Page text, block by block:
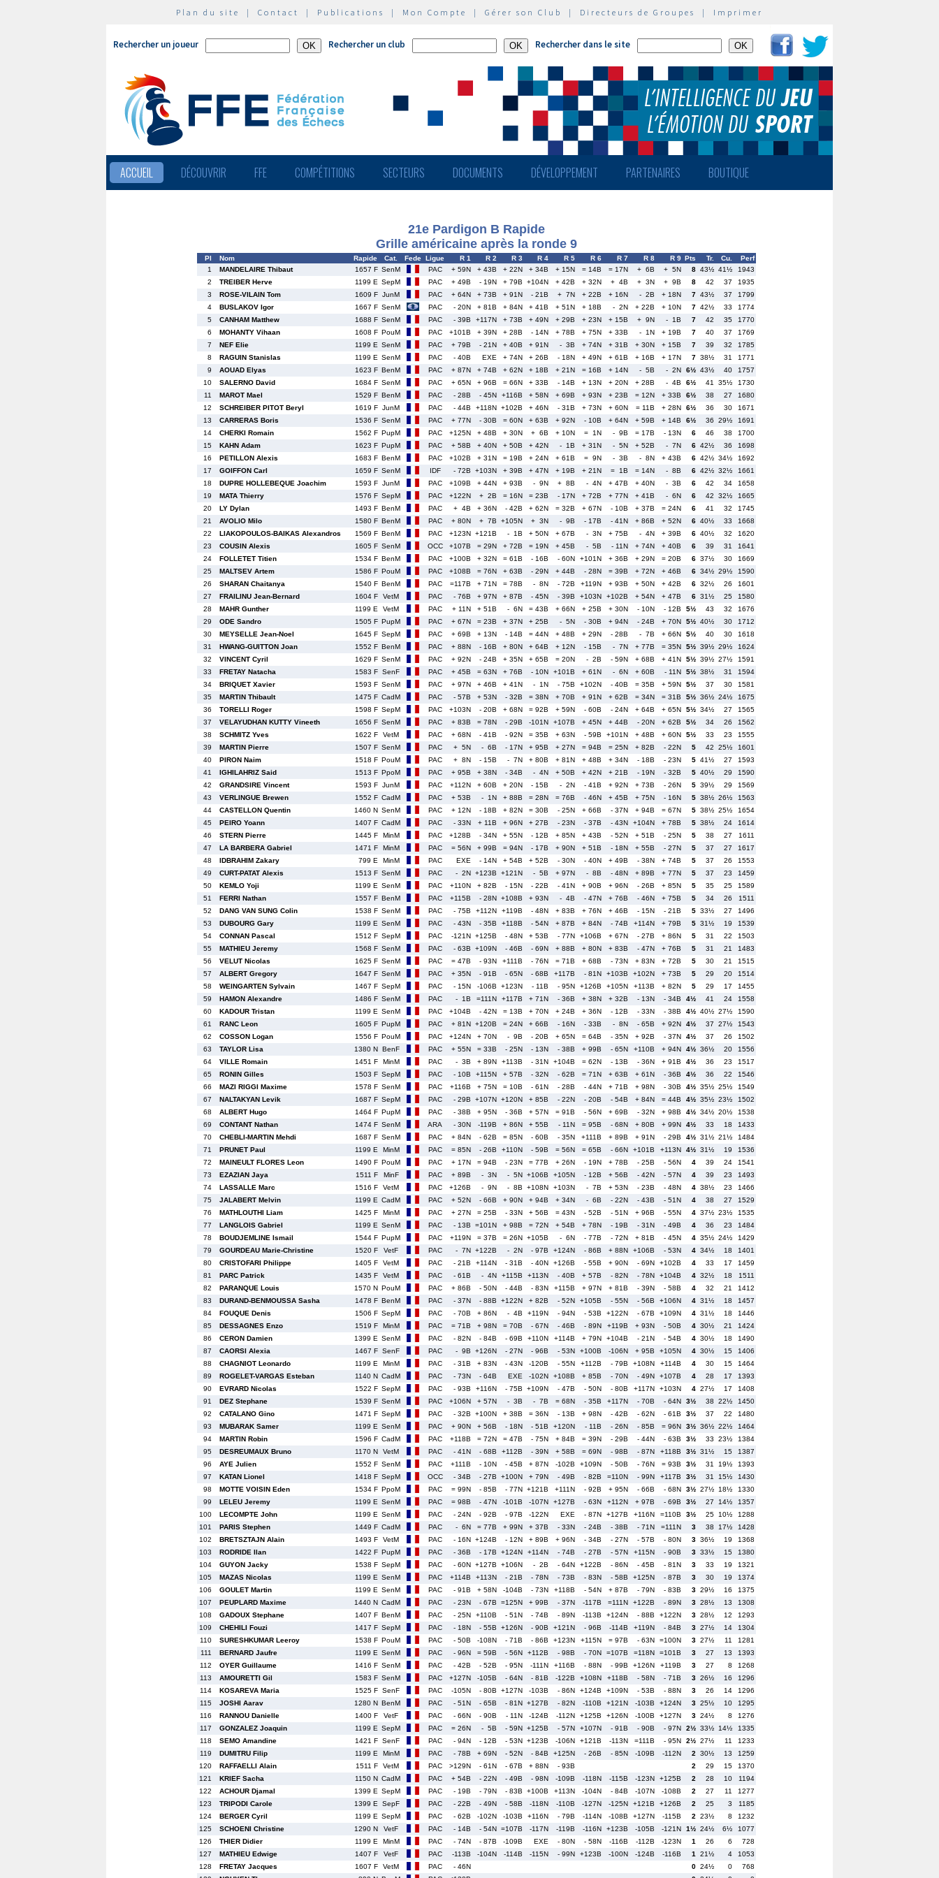
Plan du site | Contact | Publications | Mon Compte | Gérer son Club | Directeurs de Groupes | Imprimer
Rechercher un joueur Rechercher un club Rechercher dans le site
ACCUEIL DÉCOUVRIR FFE COMPÉTITIONS SECTEURS DOCUMENTS DÉVELOPPEMENT PARTENAIRES BOUTIQUE
21e Pardigon B Rapide
Grille américaine après la ronde 9
Pl Nom Rapide Cat. Fede Ligue R 1 R 2 R 3 R 4 R 5 R 6 R 7 R 8 R 9 Pts Tr. Cu.
Perf
1
MANDELAIRE Thibaut 1657 F SenM PAC + 59N + 43B + 22N + 34B + 15N = 14B = 17N + 6B + 5N 8 43½ 41½
1943
2
TREIBER Herve 1199 E SepM PAC + 49B - 19N + 79B +104N + 42B + 32N + 4B + 3N + 9B 8 42 37
1935
3
ROSE-VILAIN Tom 1609 F JunM PAC + 64N + 73B + 91N - 21B + 7N + 22B + 16N - 2B + 18N 7 43½ 37
1799
4
BUSLAKOV Igor 1667 F SenM PAC - 20N + 81B + 84N + 41B + 51N + 18B - 2N + 22B + 10N 7 42½ 33
1774
5
CANHAM Matthew 1688 F SenM PAC - 39B +117N + 73B + 49N + 29B + 23N + 15B + 9N - 1B 7 42 35
1770
6
MOHANTY Vihaan 1608 F PouM PAC +101B + 39N + 28B - 14N + 78B + 75N + 33B - 1N + 19B 7 40 37
1769
7
NEF Elie 1199 E SenM PAC + 79B - 21N + 40B + 91N - 3B + 74N + 31B + 30N + 15B 7 39 32
1785
8
RAGUIN Stanislas 1199 E SenM PAC - 40B EXE + 74N + 26B - 18N + 49N + 61B + 16B + 17N 7 38½ 31
1771
9
AOUAD Elyas 1623 F BenM PAC + 87N + 74B + 62N + 18B + 21N = 16B + 14N - 5B - 2N 6½ 43½ 40
1757
10
SALERNO David 1684 F SenM PAC + 65N + 96B = 66N + 33B - 14B + 13N + 20N + 28B - 4B 6½ 41 35½
1730
11
MAROT Mael 1529 F BenM PAC - 28B - 45N +116B + 58N + 69B + 93N + 23B = 12N + 33B 6½ 38 27
1680
12
SCHREIBER PITOT Beryl 1619 F JunM PAC - 44B +118N +102B + 46N - 31B + 73N + 60N = 11B + 28N 6½ 36 30
1671
13
CARRERAS Boris 1536 F SenM PAC + 77N - 30B = 60N + 63B + 92N - 10B + 64N + 59B + 14B 6½ 36 29½
1691
14
CHERKI Romain 1562 F PupM PAC +125N + 48B + 30N + 6B + 10N = 1N - 9B = 17B - 13N 6 46 38
1700
15
KAHN Adam 1623 F PupM PAC + 58B + 40N + 50B + 42N - 1B + 31N - 5N + 52B - 7N 6 42½ 36
1698
16
PETILLON Alexis 1683 F BenM PAC +102B + 31N = 19B + 24N + 61B = 9N - 3B - 8N + 43B 6 42½ 34½
1692
17
GOIFFON Carl 1659 F SenM IDF - 72B +103N + 39B + 47N + 19B + 21N = 1B = 14N - 8B 6 42½ 32½
1661
18
DUPRE HOLLEBEQUE Joachim 1593 F JunM PAC +109B + 44N + 93B - 9N + 8B - 4N + 47B + 40N - 3B 6 42 34
1658
19
MATA Thierry 1576 F SepM PAC +122N + 2B = 16N = 23B - 17N + 72B + 77N + 41B - 6N 6 42 32½
1665
20
LY Dylan 1493 F BenM PAC + 4B + 36N - 42B + 62N = 32B + 67N - 10B + 37B = 24N 6 41 32
1745
21
AVOLIO Milo 1580 F BenM PAC + 80N + 7B +105N + 3N - 9B - 17B - 41N + 86B + 52N 6 40½ 33
1668
22
LIAKOPOULOS-BAIKAS Alexandros 1569 F BenM PAC +123N +121B - 1B + 50N + 67B - 3N + 75B - 4N + 39B 6 40½ 32
1620
23
COUSIN Alexis 1605 F SenM OCC +107B = 29N + 72B = 19N + 45B - 5B - 11N + 74N + 40B 6 39 31
1641
24
FOLLETET Titien 1534 F BenM PAC +100B + 32N = 61B - 16B - 60N +101N + 36B + 29N = 20B 6 37½ 30
1669
25
MALTSEV Artem 1586 F PouM PAC +108B = 76N + 63B - 29N + 44B - 28N = 39B + 72N + 46B 6 34½ 29½
1590
26
SHARAN Chaitanya 1540 F BenM PAC =117B + 71N = 78B - 8N - 72B +119N + 93B + 50N + 42B 6 32½ 26
1601
27
FRAILINU Jean-Bernard 1604 F VetM PAC - 76B + 97N + 87B - 45N - 39B +103N +102B + 54N + 47B 6 31½ 25
1580
28
MAHR Gunther 1199 E VetM PAC + 11N + 51B - 6N = 43B + 66N + 25B + 30N - 10N - 12B 5½ 43 32
1676
29
ODE Sandro 1505 F PupM PAC + 67N = 23B + 37N + 25B - 5N - 30B + 94N - 24B + 70N 5½ 40½ 30
1712
30
MEYSELLE Jean-Noel 1645 F SepM PAC + 69B + 13N - 14B = 44N + 48B + 29N - 28B - 7B + 66N 5½ 40 30
1618
31
HWANG-GUITTON Joan 1552 F BenM PAC + 88N - 16B + 80N + 64B + 12N - 15B - 7N + 77B = 35N 5½ 39½ 29½
1624
32
VINCENT Cyril 1629 F SenM PAC + 92N - 24B + 35N + 65B = 20N - 2B - 59N + 68B + 41N 5½ 39½ 27½
1591
33
FRETAY Natacha 1583 F SenF PAC + 45B = 63N + 76B - 10N +101B + 61N - 6N + 60B - 11N 5½ 38½ 31
1594
34
BRIQUET Xavier 1593 F SenM PAC + 97N + 46B + 41N - 1N - 75B +102N - 40B = 35B + 59N 5½ 37 30
1581
35
MARTIN Thibault 1475 F CadM PAC - 57B + 53N - 32B = 38N + 70B + 91N + 62B = 34N = 31B 5½ 36½ 24½
1675
36
TORELLI Roger 1598 F SepM PAC +103N - 20B + 68N = 92B + 59N - 60B - 24N + 64B + 65N 5½ 34½ 27
1565
37
VELAYUDHAN KUTTY Vineeth 1656 F SenM PAC + 83B = 78N - 29B -101N +107B + 45N + 44B - 20N + 62B 5½ 34 26
1562
38
SCHMITZ Yves 1622 F VetM PAC + 68N - 41B - 92N = 35B + 63N - 59B +101N + 48B + 60N 5½ 33 23
1555
39
MARTIN Pierre 1507 F SenM PAC + 5N - 6B - 17N + 95B + 27N = 94B = 25N + 82B - 22N 5 42 25½
1601
40
PIRON Naim 1518 F PouM PAC + 8N - 15B - 7N + 80B + 81N + 48B + 34N - 18B - 23N 5 41½ 27
1593
41
IGHILAHRIZ Said 1513 F PpoM PAC + 95B + 38N - 34B - 4N + 50B + 42N + 21B - 19N - 32B 5 40½ 29
1590
42
GRANDSIRE Vincent 1593 F JunM PAC +112N + 60B + 20N - 15B - 2N - 41B + 92N + 73B - 26N 5 39½ 29
1569
43
VERLINGUE Brewen 1552 F CadM PAC + 53B - 1N + 88B = 28N = 76B - 46N + 45B + 75N - 16N 5 38½ 26½
1563
44
CASTELLON Quentin 1460 N SenM PAC + 12N - 18B + 82N = 30B - 25N + 66B - 37N + 94B = 67N 5 38½ 25½
1654
45
PEIRO Yoann 1407 F CadM PAC - 33N + 11B + 96N + 27B - 23N - 37B - 43N +104N + 78B 5 38½ 24
1614
46
STERN Pierre 1445 F MinM PAC +128B - 34N + 55N - 12B + 85N + 43B - 52N + 51B - 25N 5 38 27
1611
47
LA BARBERA Gabriel 1471 F MinM PAC = 56N + 99B = 94N - 17B + 90N + 51B - 18N + 55B - 27N 5 37 27
1617
48
IDBRAHIM Zakary 799 E MinM PAC EXE - 14N + 54B + 52B - 30N - 40N + 49B - 38N + 74B 5 37 26
1553
49
CURT-PATAT Alexis 1513 F SenM PAC - 2N +123B +121N - 5B + 97N - 8B - 48N + 89B + 77N 5 37 23
1459
50
KEMLO Yoji 1199 E SenM PAC +110N + 82B - 15N - 22B - 41N + 90B + 96N - 26B + 85N 5 35 25
1589
51
FERRI Nathan 1557 F BenM PAC +115B - 28N +108B + 93N - 4B - 47N + 76B - 46N + 75B 5 34 26
1511
52
DANG VAN SUNG Colin 1538 F SenM PAC - 75B +112N +119B - 48N + 83B + 76N + 46B - 15N - 21B 5 33½ 27
1496
53
DUBOURG Gary 1199 E SenM PAC - 43N - 35B +118B - 54N + 87B + 84N - 74B +114N + 79B 5 31½ 19
1539
54
CONNAN Pascal 1512 F SepM PAC -121N +125B - 48N + 53B - 77N +106B + 67N - 27B + 86N 5 31 22
1503
55
MATHIEU Jeremy 1568 F SenM PAC - 63B +109N - 46B - 69N + 88B + 80N + 83B - 47N + 76B 5 31 21
1483
56
VELUT Nicolas 1625 F SenM PAC = 47B - 93N +111B - 76N = 71B + 68B - 73N + 83N + 72B 5 30 21
1515
57
ALBERT Gregory 1647 F SenM PAC + 35N - 91B - 65N - 68B +117B - 81N +103B +102N + 73B 5 29 20
1514
58
WEINGARTEN Sylvain 1467 F SepM PAC - 15N -106B +123N - 11B - 95N +126B +105N +113B + 82N 5 29 17
1455
59
HAMON Alexandre 1486 F SenM PAC - 1B =111N +117B + 71N - 36B + 38N + 32B - 13N - 34B 4½ 41 24
1558
60
KADOUR Tristan 1199 E SenM PAC +104B - 42N = 13B + 70N + 24B + 36N - 12B - 33N - 38B 4½ 40½ 27½
1590
61
RANC Leon 1605 F PupM PAC + 81N +120B = 24N + 66B - 16N - 33B - 8N - 65B + 92N 4½ 37 27½
1543
62
COSSON Logan 1556 F PouM PAC +124N + 70N - 9B - 20B + 65N = 64B - 35N + 92B - 37N 4½ 37 26
1502
63
TAYLOR Lisa 1380 N BenF PAC + 55N = 33B - 25N - 13N - 38B + 99B - 65N +110B + 94N 4½ 36½ 20
1556
64
VILLE Romain 1451 F MinM PAC - 3B + 89N +113B - 31N +104B = 62N - 13B - 36N + 91B 4½ 36 23
1517
65
RONIN Gilles 1503 F SepM PAC - 10B +115N + 57B - 32N - 62B = 71N + 63B + 61N - 36B 4½ 36 22
1546
66
MAZI RIGGI Maxime 1578 F SenM PAC +116B + 75N = 10B - 61N - 28B - 44N + 71B + 98N - 30B 4½ 35½ 25½
1549
67
NALTAKYAN Levik 1687 F SepM PAC - 29B +107N +120N + 85B - 22N - 20B - 54B + 84N = 44B 4½ 35½ 23½
1502
68
ALBERT Hugo 1464 F PupM PAC - 38B + 95N - 36B + 57N = 91B - 56N + 69B - 32N + 98B 4½ 34½ 20½
1538
69
CONTANT Nathan 1474 F SenM ARA - 30N -119B + 86N + 55B - 11N = 95B - 68N + 80B + 99N 4½ 33 18
1433
70
CHEBLI-MARTIN Mehdi 1687 F SenM PAC + 84N - 62B = 85N - 60B - 35N +111B + 89B + 91N - 29B 4½ 31½ 21½
1484
71
PRUNET Paul 1199 E MinM PAC = 85N - 26B +110N - 59B = 56N = 65B - 66N +101B +113N 4½ 31½ 19
1536
72
MAINEULT FLORES Leon 1490 F PouM PAC + 17N = 94B - 23N = 77B + 26N - 19N + 78B - 25B - 56N 4 39 24
1541
73
EZAZIAN Jaya 1511 F MinF PAC + 89B - 3N - 5N +106B +105N - 12B + 56B - 42N - 57N 4 39 23
1493
74
LASSALLE Marc 1516 F VetM PAC +126B - 9N - 8B +108N +103N - 7B + 53N - 23B - 48N 4 38½ 23
1466
75
JALABERT Melvin 1199 E CadM PAC + 52N - 66B + 90N + 94B + 34N - 6B - 22N - 43B - 51N 4 38 27
1529
76
MATHLOUTHI Liam 1425 F MinM PAC + 27N = 25B - 33N + 56B = 43N - 52B - 51N + 96B - 55N 4 37½ 23½
1535
77
LANGLOIS Gabriel 1199 E SenM PAC - 13B =101N + 98B = 72N + 54B + 78N - 19B - 31N - 49B 4 36 23
1484
78
BOUDJEMLINE Ismail 1544 F PupM PAC +119N = 37B = 26N +105B - 6N - 77B - 72N + 81B - 45N 4 35½ 24½
1429
79
GOURDEAU Marie-Christine 1520 F VetF PAC - 7N +122B - 2N - 97B +124N - 86B + 88N +106B - 53N 4 34½ 18
1401
80
CRISTOFARI Philippe 1405 F VetM PAC - 21B +114N - 31B - 40N +126B - 55B + 90N - 69N +102B 4 33 17
1459
81
PARC Patrick 1435 F VetM PAC - 61B - 4N +115B +113N - 40B + 57B - 82N - 78N +104B 4 32½ 18
1511
82
PARANQUE Louis 1570 N PouM PAC + 86B - 50N - 44B - 83N +115B + 97N + 81B - 39N - 58B 4 32 21
1412
83
DURAND-BENMOUSSA Sasha 1478 F BenM PAC - 37N - 88B +122N + 82B - 52N +105B - 55N - 56B +106N 4 31½ 18
1457
84
FOUQUE Denis 1506 F SepM PAC - 70B + 86N - 4B +119N - 94N - 53B +122N - 67B +109N 4 31½ 18
1446
85
DESSAGNES Enzo 1519 F MinM PAC = 71B + 98N = 70B - 67N - 46B - 89N +119B + 93N - 50B 4 30½ 21
1424
86
CERON Damien 1399 E SenM PAC - 82N - 84B - 69B +110N +114B + 79N +104B - 21N - 54B 4 30½ 18
1490
87
CAORSI Alexia 1467 F SenF PAC - 9B +126N - 27N - 96B - 53N +100B -106N + 95B +105N 4 30½ 15
1406
88
CHAGNIOT Leonardo 1199 E MinM PAC - 31B + 83N - 43N -120B - 55N +112B - 79B +108N +114B 4 30 15
1464
89
ROGELET-VARGAS Esteban 1140 N CadM PAC - 73N - 64B EXE -102N +108B + 85B - 70N - 49N +107B 4 28 17
1393
90
EVRARD Nicolas 1522 F SepM PAC - 93B +116N - 75B +109N - 47B - 50N - 80B +117N +103N 4 27½ 17
1408
91
DEZ Stephane 1539 F SenM PAC +106N + 57N - 3B - 7B = 68N - 35B +117N - 70B - 64N 3½ 38 22½
1450
92
CATALANO Gino 1471 F SepM PAC - 32B +100N + 38B = 36N - 13B + 98N - 42B - 62N - 61B 3½ 37 22
1480
93
MUBARAK Samer 1199 E SenM PAC + 90N + 56B - 18N - 51B +120N - 11B - 26N - 85B = 96N 3½ 36½ 22½
1464
94
MARTIN Robin 1596 F CadM PAC +118B = 72N = 47B - 75N + 84B = 39N - 29B - 44N - 63B 3½ 33 23½
1384
95
DESREUMAUX Bruno 1170 N VetM PAC - 41N - 68B +112B - 39N + 58B = 69N - 98B - 87N +118B 3½ 31½ 15
1387
96
AYE Julien 1552 F SenM PAC +111B - 10N - 45B + 87N -102B +109N - 50B - 76N = 93B 3½ 31 19½
1393
97
KATAN Lionel 1418 F SepM OCC - 34B - 27B +100N + 79N - 49B - 82B =110N - 99N +117B 3½ 31 15½
1430
98
MOTTE VOISIN Eden 1534 F PpoM PAC = 99N - 85B - 77N +121B +111N - 92B + 95N - 66B - 68N 3½ 27½ 18½
1330
99
LELEU Jeremy 1199 E SenM PAC = 98B - 47N -101B -107N +127B - 63N +112N + 97B - 69B 3½ 27 14½
1357
100
LECOMPTE John 1199 E SenM PAC - 24N - 92B - 97B -122N EXE - 87N +127B +116N =110B 3½ 25 10½
1288
101
PARIS Stephen 1449 F CadM PAC - 6N = 77B + 99N + 37B - 33N - 24B - 38B - 71N =111N 3 38 17½
1428
102
BRETSZTAJN Alain 1493 F VetM PAC - 16N +124B - 12N + 89B + 96N - 34B - 27N - 57B - 80N 3 36½ 19
1368
103
RODRIDE Ilan 1422 F PupM PAC - 36B - 17B +124N +114N - 74B - 27B - 57N +115N - 90B 3 33½ 15
1380
104
GUYON Jacky 1538 F SepM PAC - 60N +127B +106N - 2B - 64N +122B - 86N - 45B - 81N 3 33 19
1321
105
MAZAS Nicolas 1199 E SenM PAC +114B +113N - 21B - 78N - 73B - 83N - 58B +125N - 87B 3 30 19
1374
106
GOULET Martin 1199 E SenM PAC - 91B + 58N -104B - 73N +118B - 54N + 87B - 79N - 83B 3 29½ 16
1375
107
PEUPLARD Maxime 1440 N CadM PAC - 23N - 67B =125N + 99B - 37N -117B =111N +122B - 89N 3 28½ 13
1308
108
GADOUX Stephane 1407 F BenM PAC - 25N +110B - 51N - 74B - 89N -113B +124N - 88B +122N 3 28½ 12
1293
109
CHEHILI Fouzi 1417 F SepM PAC - 18N - 55B +126N - 90B +121N - 96B -114B +119N - 84B 3 27½ 14
1304
110
SURESHKUMAR Leeroy 1538 F PouM PAC - 50B -108N - 71B - 86B +123N +115N = 97B - 63N =100N 3 27½ 11
1281
111
BERNARD Jaufre 1199 E SenM PAC - 96N = 59B - 56N +112B - 98B - 70N =107B =118N =101B 3 27 13
1393
112
OYER Guillaume 1416 F SenM PAC - 42B - 52B - 95N -111N +116B - 88N - 99B +126N +119B 3 27 8
1268
113
AMOURETTI Gil 1583 F SenM PAC +127N -105B - 64N - 81B -122B +108N +118B - 58N - 71B 3 26½ 16
1296
114
KOSAREVA Maria 1525 F SenF PAC -105N - 80B +127N -103B - 86N +124B +109N - 53B - 88N 3 26 14
1296
115
JOSHI Aarav 1280 N BenM PAC - 51N - 65B - 81N +127B - 82N -110B +121N -103B +124N 3 25½ 10
1295
116
RANNOU Danielle 1400 F VetF PAC - 66N - 90B - 11N -124B -112N +125B +126N -100B +127N 3 24½ 8
1276
117
GONZALEZ Joaquin 1199 E SepM PAC = 26N - 5B - 59N +125B - 57N +107N - 91B - 90B - 97N 2½ 33½ 14½
1335
118
SEMO Amandine 1421 F SenF PAC - 94N - 12B - 53N +123B -106N +121B -113N =111B - 95N 2½ 27½ 11
1233
119
DUMITRU Filip 1199 E MinM PAC - 78B + 69N - 52N - 84B +125N - 26B - 85N -109B -112N 2 30½ 13
1259
120
RAFFAELLI Alain 1511 F VetM PAC >129N - 61N - 67B + 88N - 93B 2 29 15
1370
121
KRIEF Sacha 1150 N CadM PAC + 54B - 22N - 49B - 98N -109B -118N -115B -123N +125B 2 28 10
1194
122
ACHOUR Djamal 1399 E SepM PAC - 19B - 79N - 83B +100B +113N -104N - 84B -107N -108B 2 27 11
1277
123
TRIPODI Carole 1399 E SepF PAC - 22B - 49N - 58B -118N -110B -127N -125N +121B +126B 2 25 3
1185
124
BERGER Cyril 1199 E SepM PAC - 62B -102N -103B +116N - 79B -114N -108B +127N -115B 2 23½ 8
1232
125
SCHOENI Christine 1290 N VetF PAC - 14B - 54N =107B -117N -119B -116N +123B -105B -121N 1½ 24½ 6½
1077
126
THIER Didier 1199 E MinM PAC - 74N - 87B -109B EXE - 80N - 58N -116B -112B -123N 1 26 6
728
127
MATHIEU Edwige 1407 F VetF PAC -113B -104N -114B -115N - 99N +123B -100N -124B -116B 1 21½ 4
1053
128
FRETAY Jacques 1607 F VetM PAC - 46N 0 24½ 0
768